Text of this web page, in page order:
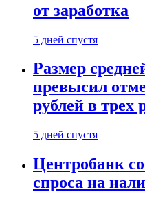
от заработка
5 дней спустя
Размер
превысил
рублей в трех
5 дней спустя
Центробанк
спроса на